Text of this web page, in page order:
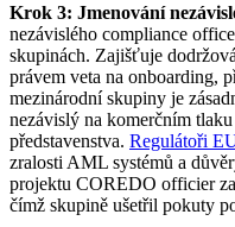
Krok 3: Jmenování
nezávislého compliance
skupinách. Zajišťuje
právem veta na onboarding,
mezinárodní skupiny je
nezávislý na komerčním
představenstva. Regulátoři
zralosti AML systémů a
projektu COREDO officier
čímž skupině ušetřil pokuty